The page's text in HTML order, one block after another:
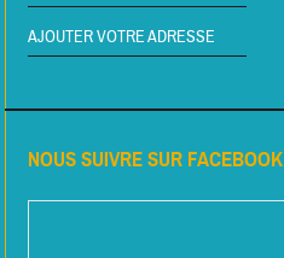
AJOUTER VOTRE ADRESSE
NOUS SUIVRE SUR FACEBOOK